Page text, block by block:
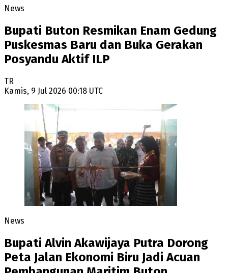
News
Bupati Buton Resmikan Enam Gedung
Puskesmas Baru dan Buka Gerakan
Posyandu Aktif ILP
TR
Kamis, 9 Jul 2026 00:18 UTC
News
Bupati Alvin Akawijaya Putra Dorong
Peta Jalan Ekonomi Biru Jadi Acuan